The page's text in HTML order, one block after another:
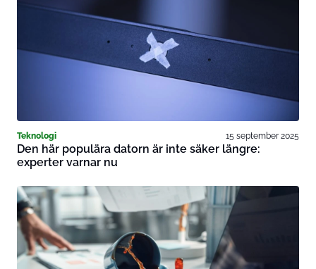
Teknologi 15 september 2025
Den här populära datorn är inte säker längre:
experter varnar nu